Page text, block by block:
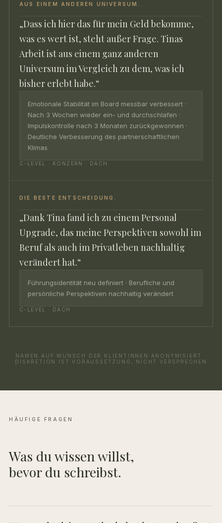
AUS EINEM ANDEREN UNIVERSUM.
„Dass ich hier das für mein Geld bekomme,
was es wert ist, steht außer Frage. Tinas
Arbeit ist aus einem ganz anderen
Universum im Vergleich zu dem, was ich
bisher erlebt habe.“
Emotionale Stabilität im Board messbar verbessert ·
Nach 3 Wochen wieder ein- und durchschlafen ·
Impulskontrolle nach 3 Monaten zurückgewonnen ·
Deutliche Verbesserung des partnerschaftlichen
Klimas
C-LEVEL · KONZERN · DACH
DIE BESTE ENTSCHEIDUNG.
„Dank Tina fand ich zu einem Personal
Upgrade, das meine Perspektiven sowohl im
Beruf als auch im Privatleben nachhaltig
verändert hat.“
Führungsidentität neu definiert · Berufliche und
persönliche Perspektiven nachhaltig verändert
C-LEVEL · DACH
NAMEN AUF WUNSCH DER KLIENTINNEN ANONYMISIERT ·
DISKRETION IST VORAUSSETZUNG, NICHT VERSPRECHEN
HÄUFIGE FRAGEN
Was du wissen willst,
bevor du schreibst.